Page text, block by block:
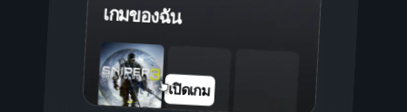
เกมของฉัน
เปิดเกม